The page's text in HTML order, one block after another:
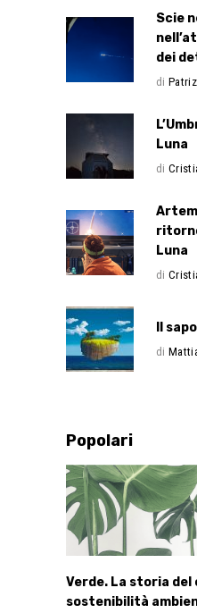
Scie
dei
di
Luna
di
Luna
di
Il
di
Popolari
Verde. La storia del
sostenibilità